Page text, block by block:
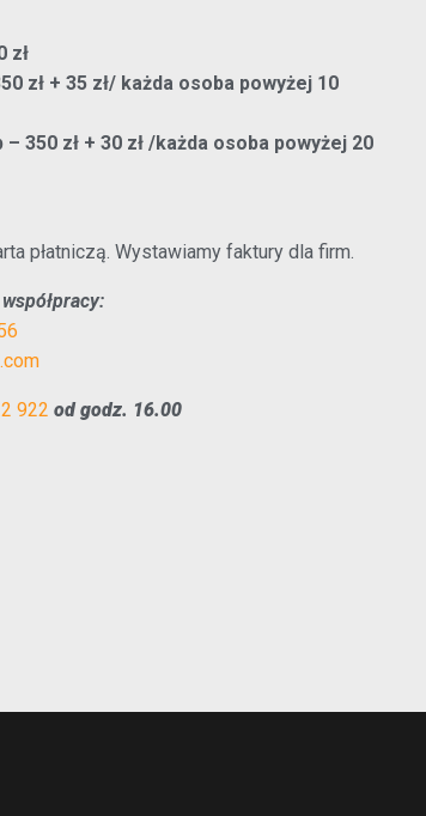
zł
zł + 35 zł/ każda osoba powyżej 10
350 zł + 30 zł /każda osoba powyżej 20
płatniczą. Wystawiamy faktury dla firm.
922 od godz. 16.00